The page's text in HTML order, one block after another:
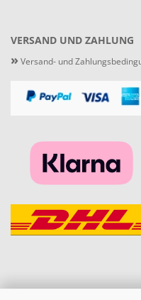
VERSAND UND ZAHLUNG
» Versand- und